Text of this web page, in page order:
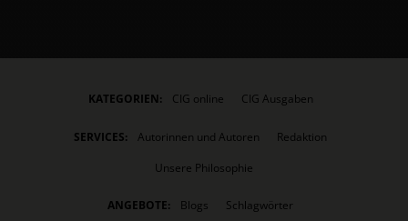
KATEGORIEN: CIG online CIG Ausgaben
SERVICES: Autorinnen und Autoren
Redaktion
Unsere Philosophie
ANGEBOTE: Blogs Schlagwörter